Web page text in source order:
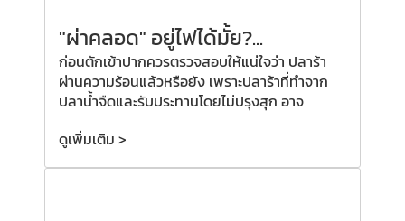
"ผ่าคลอด" อยู่ไฟได้มั้ย?...
ก่อนตักเข้าปากควรตรวจสอบให้แน่ใจว่า ปลาร้า
ผ่านความร้อนแล้วหรือยัง เพราะปลาร้าที่ทำจาก
ปลาน้ำจืดและรับประทานโดยไม่ปรุงสุก อาจ
ดูเพิ่มเติม >